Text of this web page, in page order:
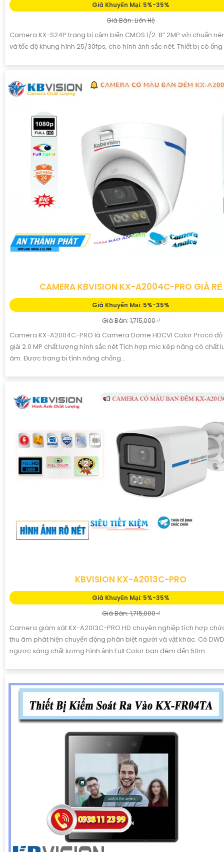
Giá Khuyến Mại: 5%-35%
Giá Bán: Liên Hệ
Camera KX-S24P trang bị cảm biến CMOS 1/2. 8” 2MP với chuẩn
và tốc độ khung hình 25/30fps, cho hình ảnh sắc nét. Thiết bị có
CAMERA KBVISION KX-A2004C-PRO GIÁ RẺ
Giá Khuyến Mại: 5%-35%
Giá Bán: 1,715,000 ₫
Camera KX-A2004C-PRO là Camera Dome HDCVI Color Procó
giải 2.0 MP chất lượng hình sắc nét Tích hợp mic kép nâng có chất
âm. Được trang bị tính năng chống...
KBVISION KX-A2013C-PRO
Giá Khuyến Mại: 5%-35%
Giá Bán: 1,715,000 ₫
Camera giám sát KX-A2013C-PRO HD chuyên nghiệp tích hợp
thu âm phát hiện chuyển động phân biệt người và vật khác. Có
ngược sáng chất lượng hình ảnh Full Color ban đêm đến 50m